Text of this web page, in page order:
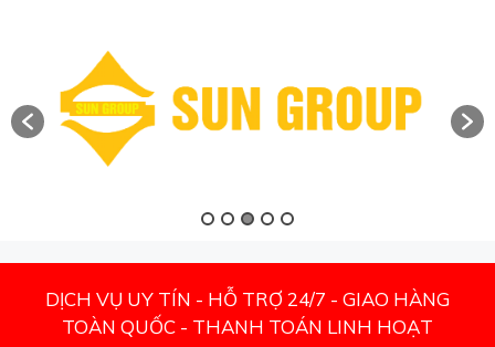
DỊCH VỤ UY TÍN - HỖ TRỢ 24/7 - GIAO HÀNG
TOÀN QUỐC - THANH TOÁN LINH HOẠT